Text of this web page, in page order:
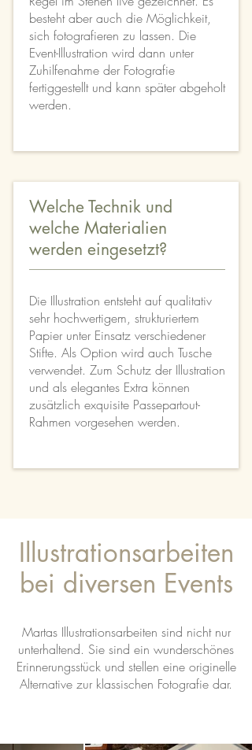
besteht aber auch die Möglichkeit,
sich fotografieren zu lassen. Die
Event-Illustration wird dann unter
Zuhilfenahme der Fotografie
fertiggestellt und kann später abgeholt
werden.
Welche Technik und
welche Materialien
werden eingesetzt?
Die Illustration entsteht auf qualitativ
sehr hochwertigem, strukturiertem
Papier unter Einsatz verschiedener
Stifte. Als Option wird auch Tusche
verwendet. Zum Schutz der Illustration
und als elegantes Extra können
zusätzlich exquisite Passepartout-
Rahmen vorgesehen werden.
Illustrationsarbeiten
bei diversen Events
Martas Illustrationsarbeiten sind nicht nur
unterhaltend. Sie sind ein wunderschönes
Erinnerungsstück und stellen eine originelle
Alternative zur klassischen Fotografie dar.